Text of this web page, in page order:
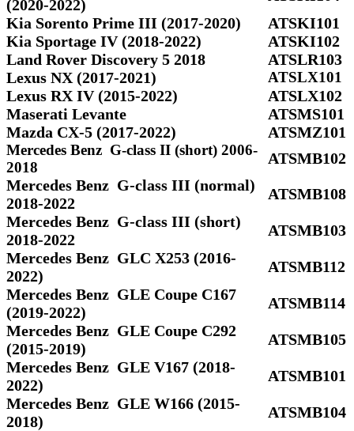
(2020-2022)
Kia Sorento Prime III (2017-2020)
ATSKI101
Kia Sportage IV (2018-2022)
ATSKI102
Land Rover Discovery 5 2018
ATSLR103
Lexus NX (2017-2021)
ATSLX101
Lexus RX IV (2015-2022)
ATSLX102
Maserati Levante
ATSMS101
Mazda CX-5 (2017-2022)
ATSMZ101
Mercedes Benz G-class II (short) 2006-
2018
ATSMB102
Mercedes Benz G-class III (normal)
2018-2022
ATSMB108
Mercedes Benz G-class III (short)
2018-2022
ATSMB103
Mercedes Benz GLC X253 (2016-
2022)
ATSMB112
Mercedes Benz GLE Coupe C167
(2019-2022)
ATSMB114
Mercedes Benz GLE Coupe C292
(2015-2019)
ATSMB105
Mercedes Benz GLE V167 (2018-
2022)
ATSMB101
Mercedes Benz GLE W166 (2015-
2018)
ATSMB104